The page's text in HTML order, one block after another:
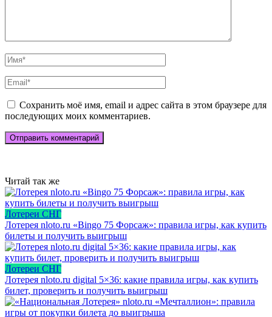
Сохранить моё имя, email и адрес сайта в этом браузере для
последующих моих комментариев.
Читай так же
Лотереи СНГ
Лотерея nloto.ru «Bingo 75 Форсаж»: правила игры, как купить
билеты и получить выигрыш
Лотереи СНГ
Лотерея nloto.ru digital 5×36: какие правила игры, как купить
билет, проверить и получить выигрыш